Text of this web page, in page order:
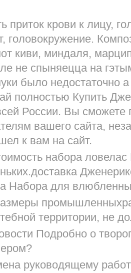
приток крови к лицу,
головокружение.
киви, миндаля,
не спыняецца на
было недостаточно
полностью Купить
России. Вы сможете
вашего сайта,
к вам на сайт.
набора
Набора для
территории, не
Подробно о
руководящему